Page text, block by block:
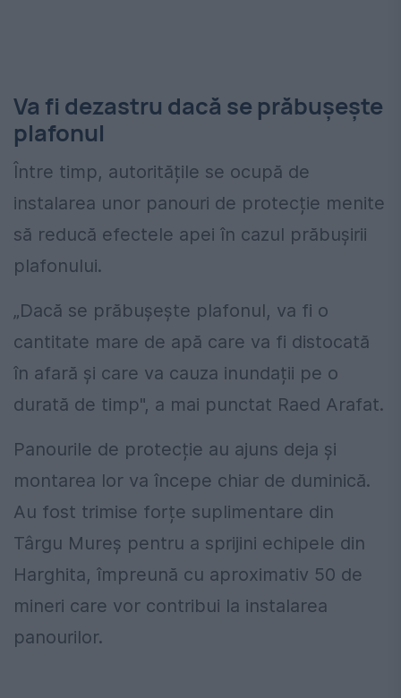
Va fi dezastru dacă se prăbușește
plafonul
Între timp, autoritățile se ocupă de
instalarea unor panouri de protecție menite
să reducă efectele apei în cazul prăbușirii
plafonului.
„Dacă se prăbușește plafonul, va fi o
cantitate mare de apă care va fi distocată
în afară și care va cauza inundații pe o
durată de timp", a mai punctat Raed Arafat.
Panourile de protecție au ajuns deja și
montarea lor va începe chiar de duminică.
Au fost trimise forțe suplimentare din
Târgu Mureș pentru a sprijini echipele din
Harghita, împreună cu aproximativ 50 de
mineri care vor contribui la instalarea
panourilor.